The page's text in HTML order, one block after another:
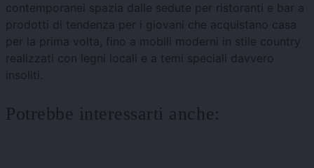
contemporanei spazia dalle sedute per ristoranti e bar a
prodotti di tendenza per i giovani che acquistano casa
per la prima volta, fino a mobili moderni in stile country
realizzati con legni locali e a temi speciali davvero
insoliti.
Potrebbe interessarti anche: